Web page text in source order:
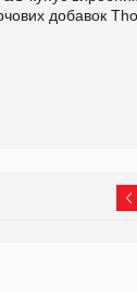
добавок